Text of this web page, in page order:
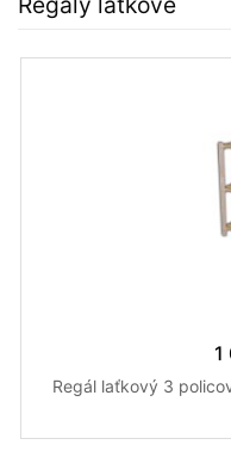
1
Regál laťkový 3